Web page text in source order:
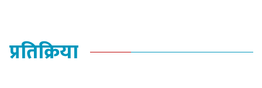
प्रतिक्रिया